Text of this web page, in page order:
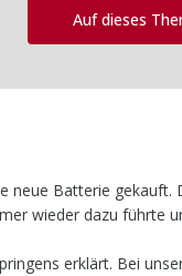
Auf dieses
neue Batterie gekauft.
wieder dazu führte
erklärt. Bei